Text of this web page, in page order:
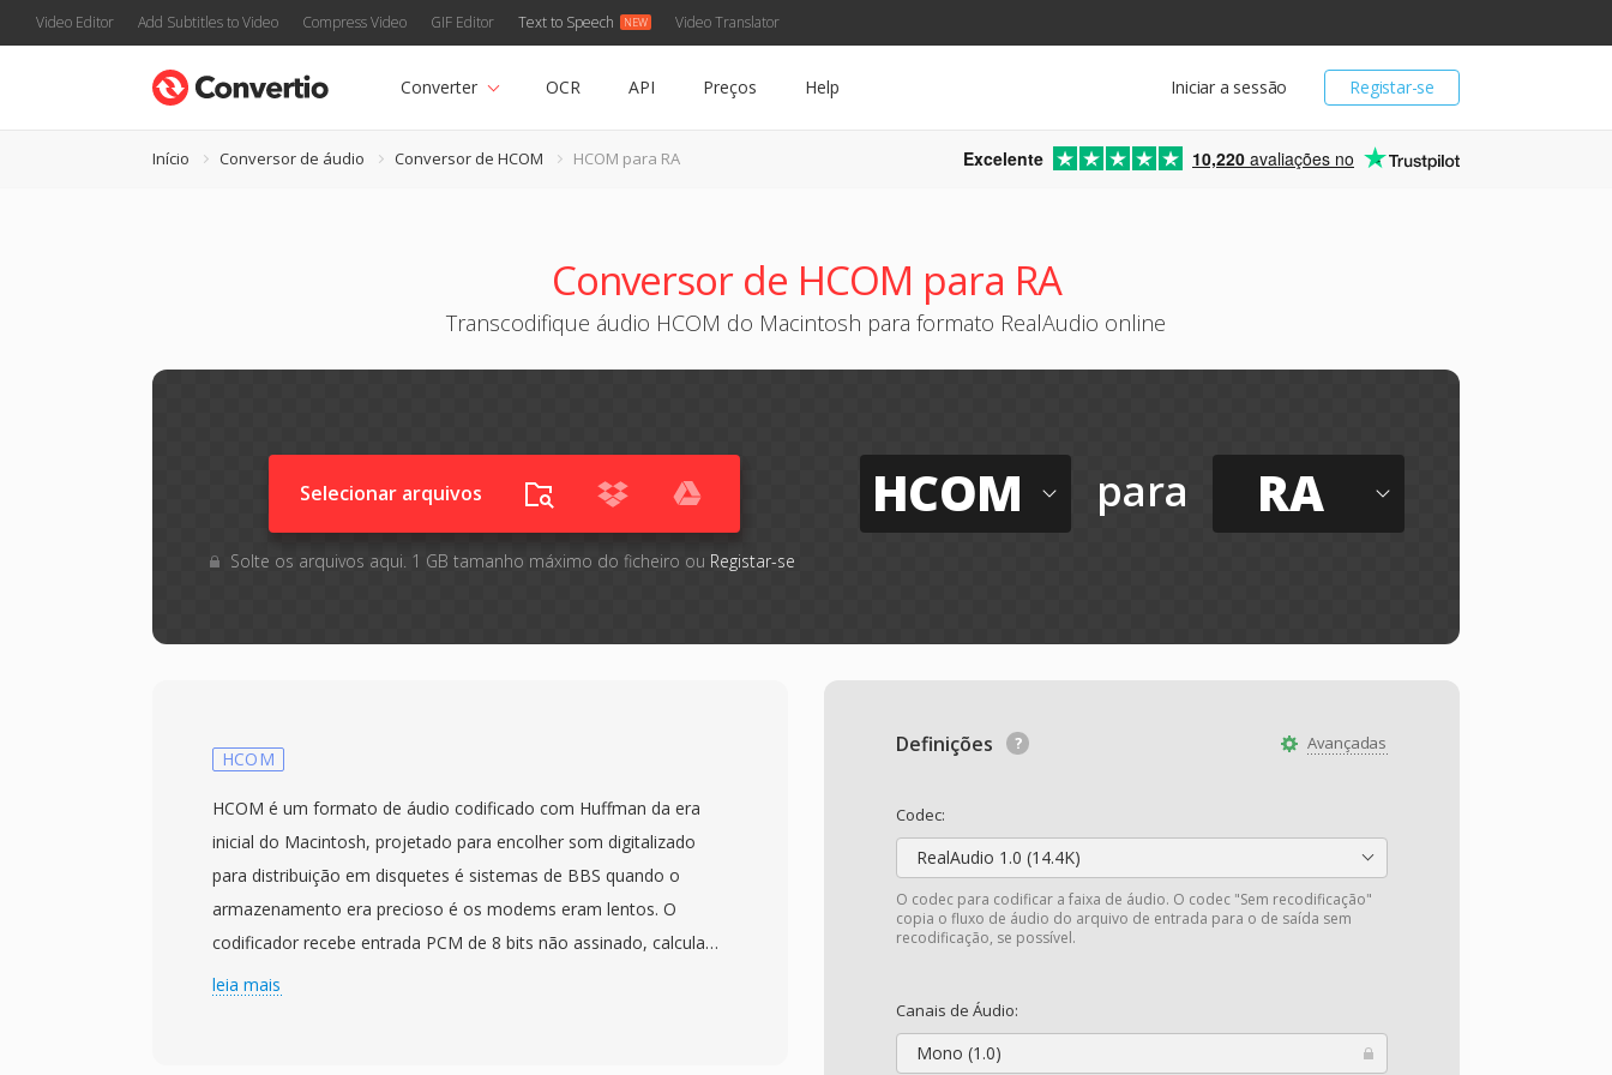
Video Editor Add Subtitles to Video Compress Video GIF Editor Text to Speech Video Translator
Registar-se
Iniciar a sessão
Converter OCR API Preços Help
Início Conversor de áudio Conversor de HCOM HCOM para RA Excelente 10,220 avaliações no
Conversor de HCOM para RA
Transcodifique áudio HCOM do Macintosh para formato RealAudio online
Selecionar arquivos
Solte os arquivos aqui. 1 GB tamanho máximo do ficheiro ou Registar-se
HCOM para RA
Avançadas
Definições
Codec:
RealAudio 1.0 (14.4K)
O codec para codificar a faixa de áudio. O codec "Sem recodificação"
copia o fluxo de áudio do arquivo de entrada para o de saída sem
recodificação, se possível.
Canais de Áudio:
Mono (1.0)
HCOM
HCOM é um formato de áudio codificado com Huffman da era
inicial do Macintosh, projetado para encolher som digitalizado
para distribuição em disquetes é sistemas de BBS quando o
armazenamento era precioso é os modems eram lentos. O
codificador recebe entrada PCM de 8 bits não assinado, calcula
uma tabela de frequência de valores delta de amostra é constroi
leia mais